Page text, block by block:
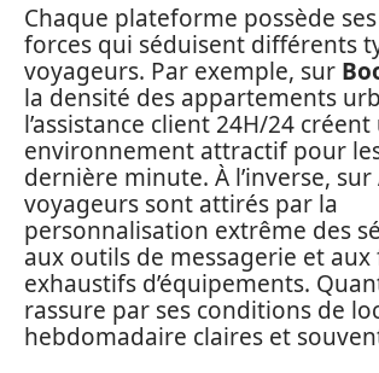
Chaque plateforme possède
forces qui séduisent différents
voyageurs. Par exemple, sur
la densité des appartements
l’assistance client 24H/24 créent
environnement attractif pour
dernière minute. À l’inverse, sur
voyageurs sont attirés par la
personnalisation extrême des
aux outils de messagerie et
exhaustifs d’équipements.
rassure par ses conditions de
hebdomadaire claires et